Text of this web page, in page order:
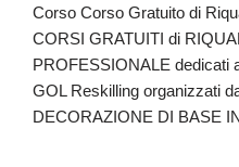
Corso Corso Gratuito di
CORSI GRATUITI di
PROFESSIONALE dedicati
GOL Reskilling organizzati
DECORAZIONE DI BASE